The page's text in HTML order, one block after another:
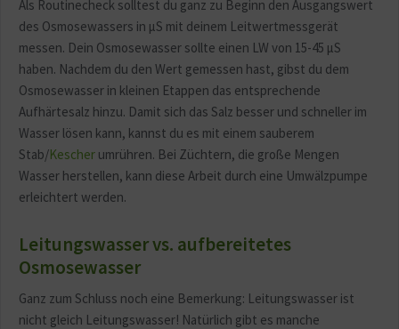
Als Routinecheck solltest du ganz zu Beginn den Ausgangswert
des Osmosewassers in µS mit deinem Leitwertmessgerät
messen. Dein Osmosewasser sollte einen LW von 15-45 µS
haben. Nachdem du den Wert gemessen hast, gibst du dem
Osmosewasser in kleinen Etappen das entsprechende
Aufhärtesalz hinzu. Damit sich das Salz besser und schneller im
Wasser lösen kann, kannst du es mit einem sauberem
Stab/Kescher umrühren. Bei Züchtern, die große Mengen
Wasser herstellen, kann diese Arbeit durch eine Umwälzpumpe
erleichtert werden.
Leitungswasser vs. aufbereitetes
Osmosewasser
Ganz zum Schluss noch eine Bemerkung: Leitungswasser ist
nicht gleich Leitungswasser! Natürlich gibt es manche